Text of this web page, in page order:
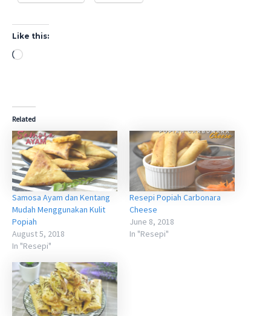
Like this:
Loading…
Related
Samosa Ayam dan Kentang
Mudah Menggunakan Kulit
Popiah
August 5, 2018
In "Resepi"
Resepi Popiah Carbonara
Cheese
June 8, 2018
In "Resepi"